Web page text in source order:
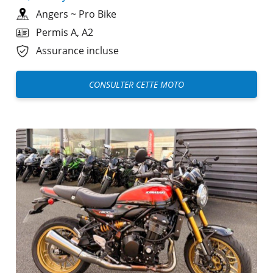
Angers ~ Pro Bike
Permis A, A2
Assurance incluse
CONSULTER CETTE MOTO